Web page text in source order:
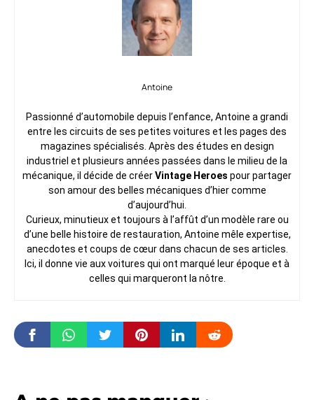
Antoine
Passionné d’automobile depuis l’enfance, Antoine a grandi
entre les circuits de ses petites voitures et les pages des
magazines spécialisés. Après des études en design
industriel et plusieurs années passées dans le milieu de la
mécanique, il décide de créerVintage Heroes pour partager
son amour des belles mécaniques d’hier comme
d’aujourd’hui.
Curieux, minutieux et toujours à l’affût d’un modèle rare ou
d’une belle histoire de restauration, Antoine mêle expertise,
anecdotes et coups de cœur dans chacun de ses articles.
Ici, il donne vie aux voitures qui ont marqué leur époque et à
celles qui marqueront la nôtre.